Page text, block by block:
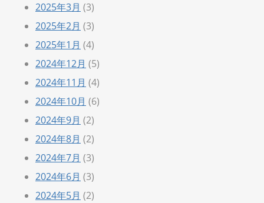
2025年3月 (3)
2025年2月 (3)
2025年1月 (4)
2024年12月 (5)
2024年11月 (4)
2024年10月 (6)
2024年9月 (2)
2024年8月 (2)
2024年7月 (3)
2024年6月 (3)
2024年5月 (2)